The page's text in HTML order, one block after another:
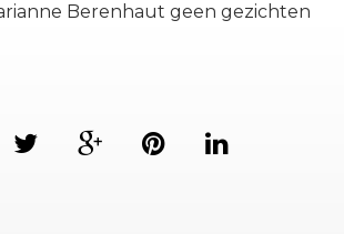
Berenhaut geen gezichten